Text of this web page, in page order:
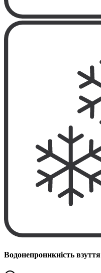
Водонепроникність взуття